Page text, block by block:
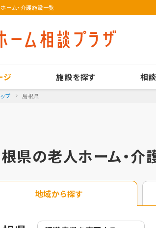
ーム・介護施設一覧
ジ 施設を探す 相
プ 島根県
県の老人ホーム・介
地域から探す